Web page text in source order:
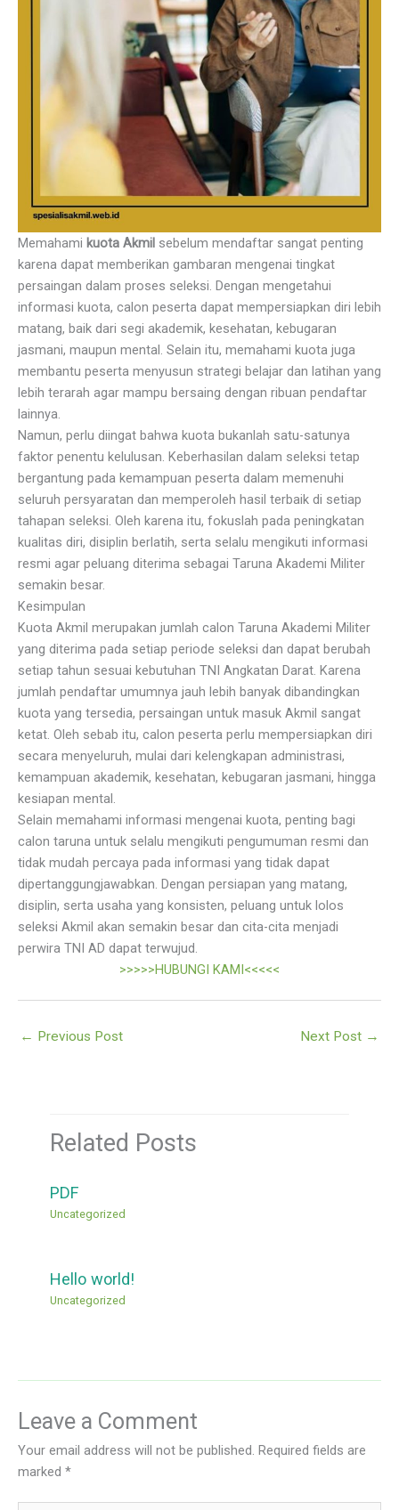
Memahami kuota Akmil sebelum mendaftar sangat penting
karena dapat memberikan gambaran mengenai tingkat
persaingan dalam proses seleksi. Dengan mengetahui
informasi kuota, calon peserta dapat mempersiapkan diri lebih
matang, baik dari segi akademik, kesehatan, kebugaran
jasmani, maupun mental. Selain itu, memahami kuota juga
membantu peserta menyusun strategi belajar dan latihan yang
lebih terarah agar mampu bersaing dengan ribuan pendaftar
lainnya.
Namun, perlu diingat bahwa kuota bukanlah satu-satunya
faktor penentu kelulusan. Keberhasilan dalam seleksi tetap
bergantung pada kemampuan peserta dalam memenuhi
seluruh persyaratan dan memperoleh hasil terbaik di setiap
tahapan seleksi. Oleh karena itu, fokuslah pada peningkatan
kualitas diri, disiplin berlatih, serta selalu mengikuti informasi
resmi agar peluang diterima sebagai Taruna Akademi Militer
semakin besar.
Kesimpulan
Kuota Akmil merupakan jumlah calon Taruna Akademi Militer
yang diterima pada setiap periode seleksi dan dapat berubah
setiap tahun sesuai kebutuhan TNI Angkatan Darat. Karena
jumlah pendaftar umumnya jauh lebih banyak dibandingkan
kuota yang tersedia, persaingan untuk masuk Akmil sangat
ketat. Oleh sebab itu, calon peserta perlu mempersiapkan diri
secara menyeluruh, mulai dari kelengkapan administrasi,
kemampuan akademik, kesehatan, kebugaran jasmani, hingga
kesiapan mental.
Selain memahami informasi mengenai kuota, penting bagi
calon taruna untuk selalu mengikuti pengumuman resmi dan
tidak mudah percaya pada informasi yang tidak dapat
dipertanggungjawabkan. Dengan persiapan yang matang,
disiplin, serta usaha yang konsisten, peluang untuk lolos
seleksi Akmil akan semakin besar dan cita-cita menjadi
perwira TNI AD dapat terwujud.
>>>>>HUBUNGI KAMI<<<<<
← Previous Post Next Post →
Related Posts
PDF
Uncategorized
Hello world!
Uncategorized
Leave a Comment
Your email address will not be published. Required fields are
marked *